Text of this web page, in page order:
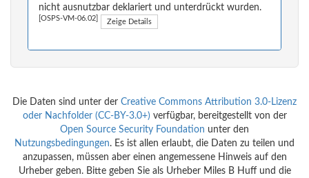
nicht ausnutzbar deklariert und unterdrückt wurden.
[OSPS-VM-06.02] Zeige Details
Die Daten sind unter der Creative Commons Attribution 3.0-Lizenz
oder Nachfolder (CC-BY-3.0+) verfügbar, bereitgestellt von der
Open Source Security Foundation unter den
Nutzungsbedingungen. Es ist allen erlaubt, die Daten zu teilen und
anzupassen, müssen aber einen angemessene Hinweis auf den
Urheber geben. Bitte geben Sie als Urheber Miles B Huff und die